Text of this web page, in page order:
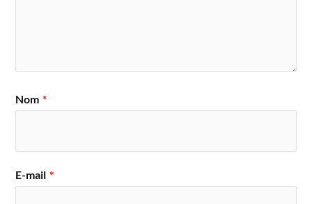
Nom *
E-mail *